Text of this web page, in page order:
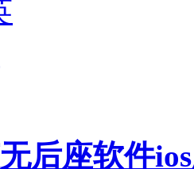
后座软件